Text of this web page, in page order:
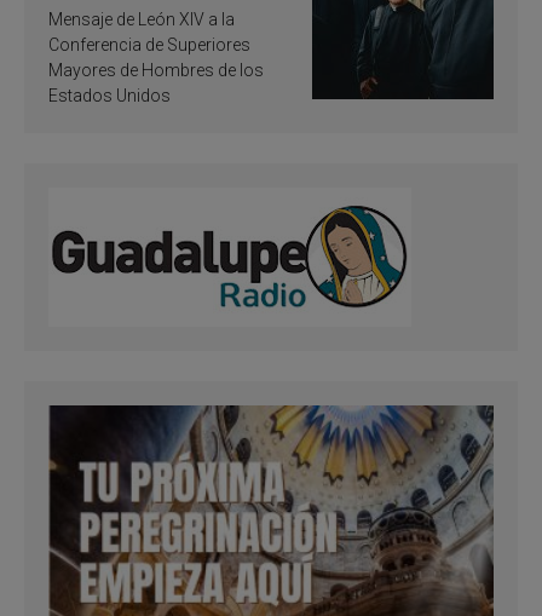
de inspiración y
santificación
Mensaje de León XIV a la
Conferencia de Superiores
Mayores de Hombres de los
Estados Unidos